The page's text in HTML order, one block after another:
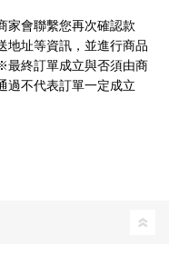
家會聯繫您再次確認款
地址等資訊，並進行商品
最終訂單成立與否須由商
過不代表訂單一定成立